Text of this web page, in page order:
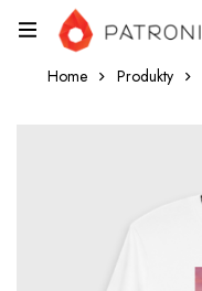
Home Produkty